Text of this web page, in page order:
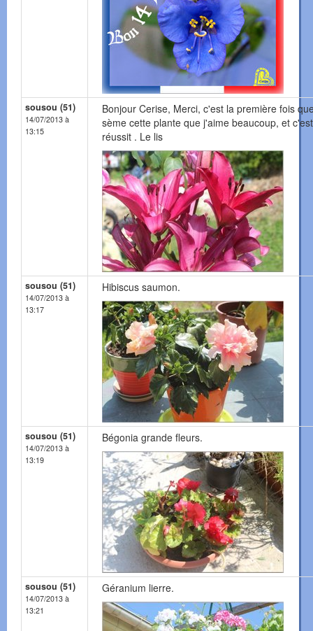
sousou (51)
14/07/2013 à
13:15
Bonjour Cerise, Merci, c'est la première fois
sème cette plante que j'aime beaucoup, et
réussit . Le lis
sousou (51)
14/07/2013 à
13:17
Hibiscus saumon.
sousou (51)
14/07/2013 à
13:19
Bégonia grande fleurs.
sousou (51)
14/07/2013 à
13:21
Géranium lierre.